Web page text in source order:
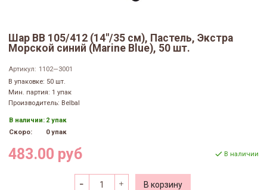
Шар ВВ 105/412 (14"/35 см), Пастель, Экстра
Морской синий (Marine Blue), 50 шт.
Артикул: 1102—3001
В упаковке: 50 шт.
Мин. партия: 1 упак
Производитель: Belbal
В наличии: 2 упак
Скоро:
0 упак
483.00 руб В наличии
В корзину